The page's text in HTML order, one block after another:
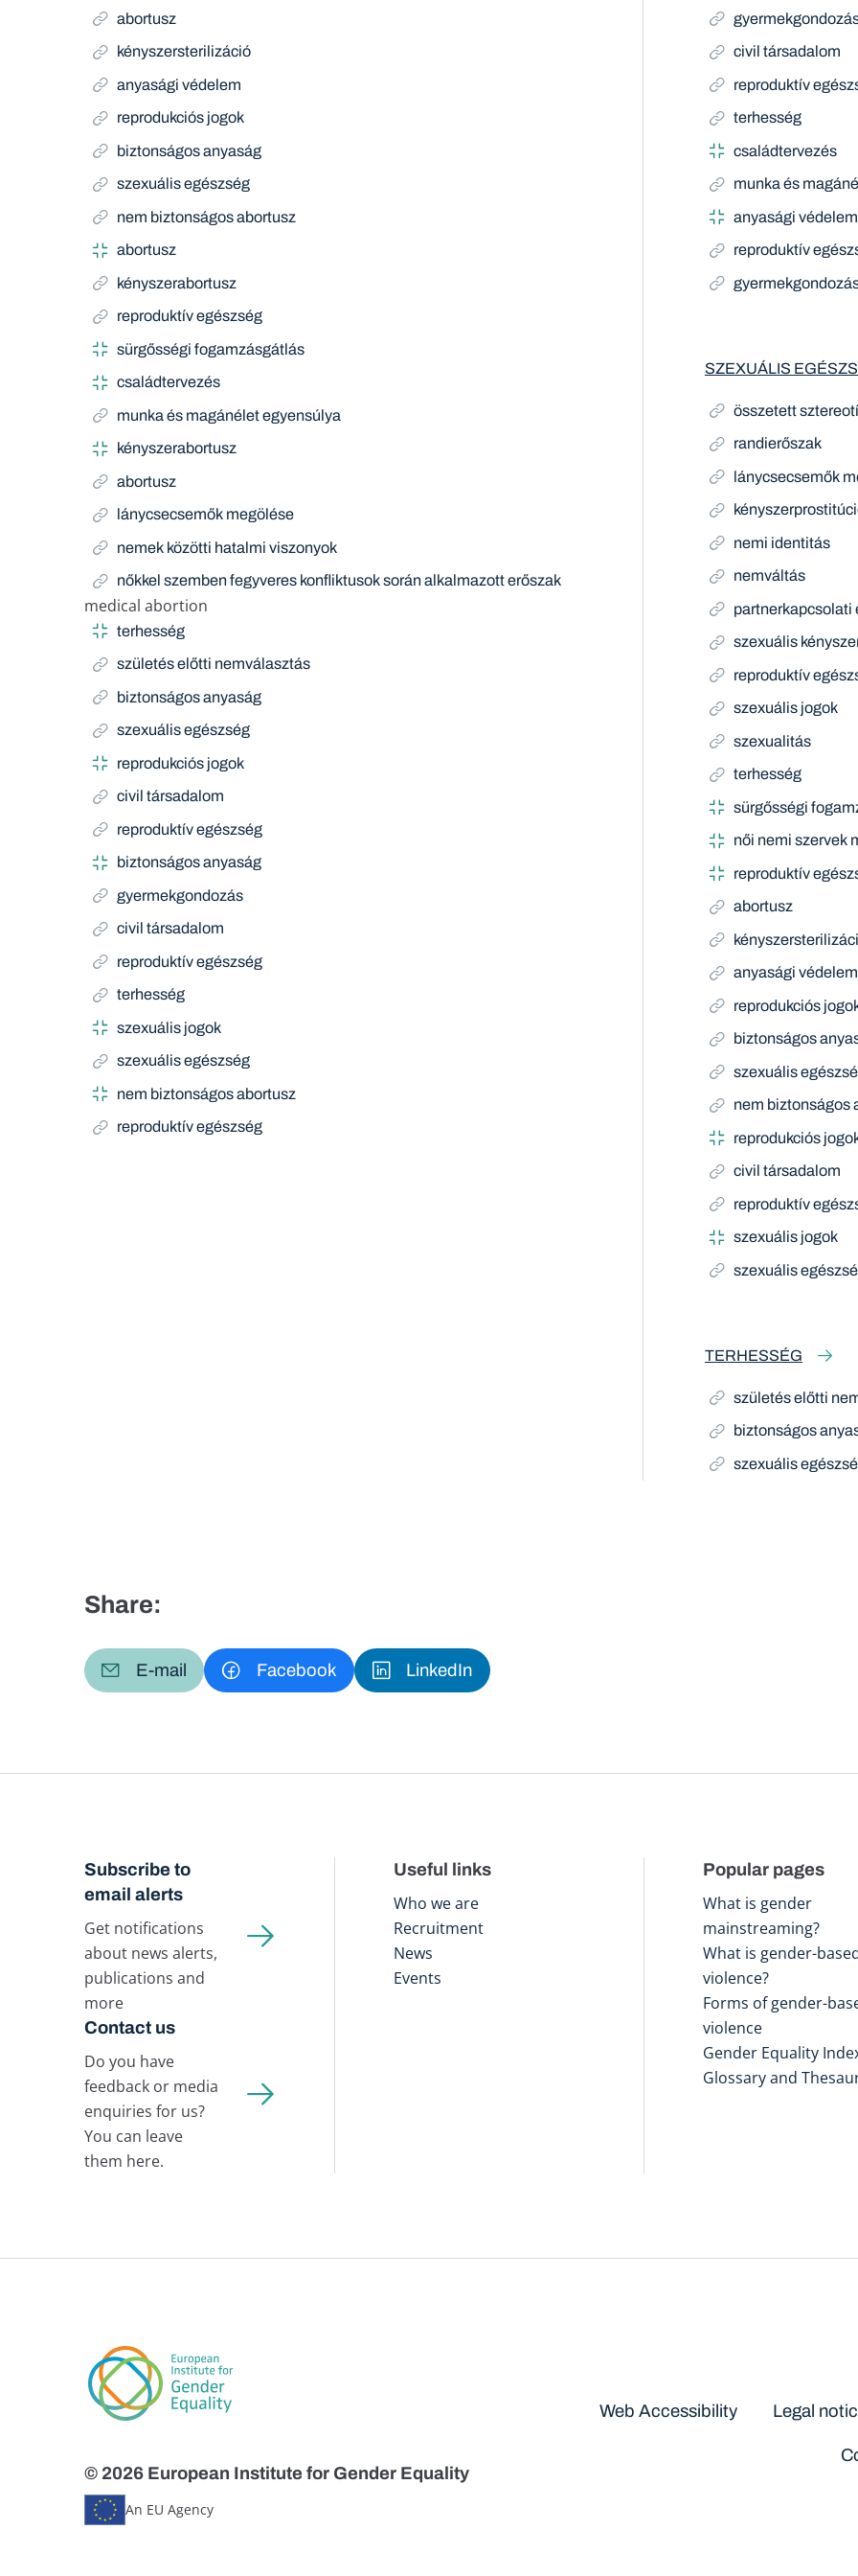
abortusz
kényszersterilizáció
anyasági védelem
reprodukciós jogok
biztonságos anyaság
szexuális egészség
nem biztonságos abortusz
abortusz
kényszerabortusz
reproduktív egészség
sürgősségi fogamzásgátlás
családtervezés
munka és magánélet egyensúlya
kényszerabortusz
abortusz
lánycsecsemők megölése
nemek közötti hatalmi viszonyok
nőkkel szemben fegyveres konfliktusok során alkalmazott erőszak
medical abortion
Narrow Term
terhesség
születés előtti nemválasztás
biztonságos anyaság
szexuális egészség
reprodukciós jogok
civil társadalom
reproduktív egészség
biztonságos anyaság
gyermekgondozás
civil társadalom
reproduktív egészség
terhesség
szexuális jogok
szexuális egészség
nem biztonságos abortusz
reproduktív egészség
civil társadalom
reproduktív
terhesség
családtervezés
munka és
anyasági védelem
reproduktív
SZEXUÁLIS
összetett
randierőszak
lánycsecsemők
nemi identitás
nemváltás
partnerkapcsolati
szexuális
reproduktív
szexuális jogok
szexualitás
terhesség
sürgősségi
női nemi szervek
reproduktív
abortusz
anyasági védelem
reprodukciós
biztonságos
szexuális
nem biztonságos
reprodukciós
civil társadalom
reproduktív
szexuális jogok
szexuális
TERHESSÉG
születés előtti
biztonságos
szexuális
Share:
E-mail Facebook LinkedIn
Subscribe to
email alerts
Get notifications
about news alerts,
publications and
more
Contact us
Do you have
feedback or media
enquiries for us?
You can leave
them here.
Useful links
Who we are
Recruitment
News
Events
Popular pages
What is gender
mainstreaming?
What is gender-
violence?
Forms of gender-
violence
Gender Equality
Glossary and
© 2026 European Institute for Gender Equality
An EU Agency
Web Accessibility Legal